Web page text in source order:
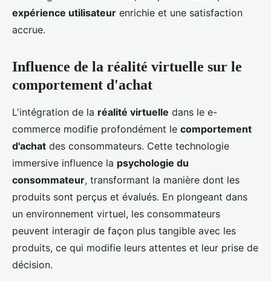
expérience utilisateur enrichie et une satisfaction
accrue.
Influence de la réalité virtuelle sur le
comportement d'achat
L'intégration de la réalité virtuelle dans le e-
commerce modifie profondément le comportement
d'achat des consommateurs. Cette technologie
immersive influence la psychologie du
consommateur, transformant la manière dont les
produits sont perçus et évalués. En plongeant dans
un environnement virtuel, les consommateurs
peuvent interagir de façon plus tangible avec les
produits, ce qui modifie leurs attentes et leur prise de
décision.